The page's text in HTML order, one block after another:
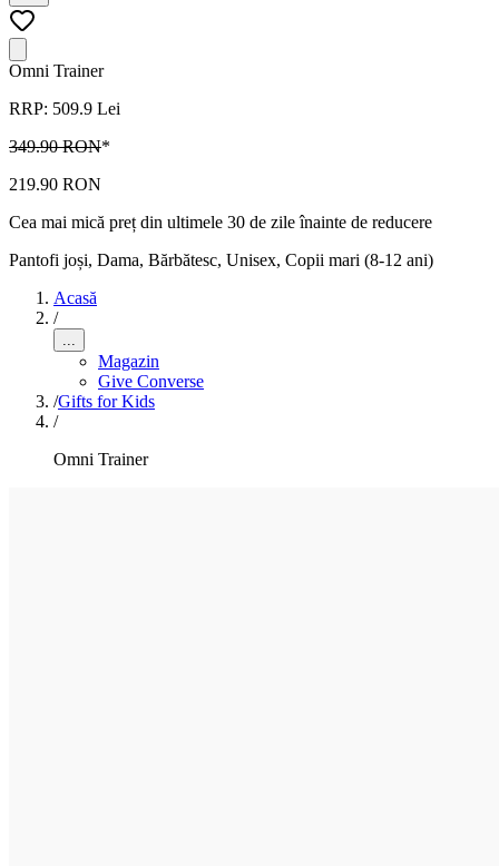
Omni Trainer
RRP: 509.9 Lei
349.90 RON*
219.90 RON
Cea mai mică preț din ultimele 30 de zile înainte de reducere
Pantofi joși, Dama, Bărbătesc, Unisex, Copii mari (8-12 ani)
Acasă
/
...
Magazin
Give Converse
/Gifts for Kids
/
Omni Trainer